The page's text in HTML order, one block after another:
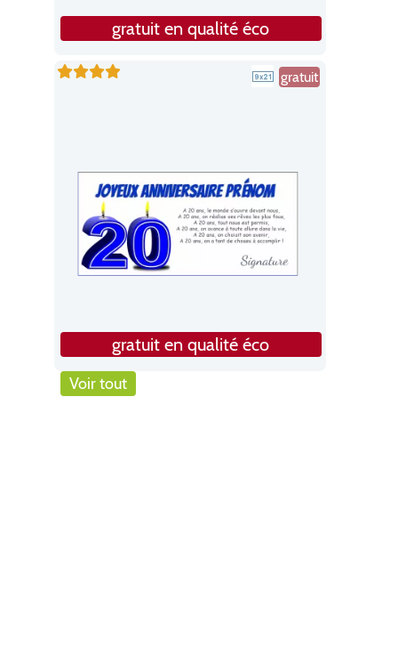
gratuit en qualité éco
gratuit
gratuit en qualité éco
Voir tout